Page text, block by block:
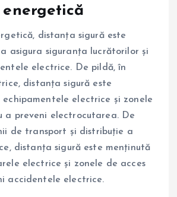
distanța sigură este
asigura siguranța lucrătorilor și
electrice. De pildă, în
distanța sigură este
electrice și zonele
a preveni electrocutarea. De
de transport și distribuție a
distanța sigură este menținută
electrice și zonele de acces
accidentele electrice.